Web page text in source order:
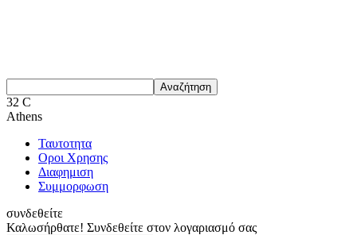
32 C
Athens
Ταυτοτητα
Οροι Χρησης
Διαφημιση
Συμμορφωση
συνδεθείτε
Καλωσήρθατε! Συνδεθείτε στον λογαριασμό σας